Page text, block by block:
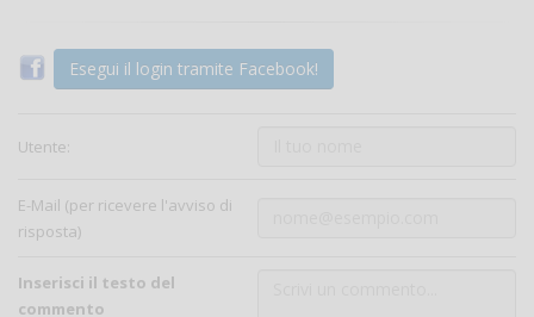
Esegui il login tramite Facebook!
Utente:
E-Mail (per ricevere l'avviso di
risposta)
Inserisci il testo del
commento